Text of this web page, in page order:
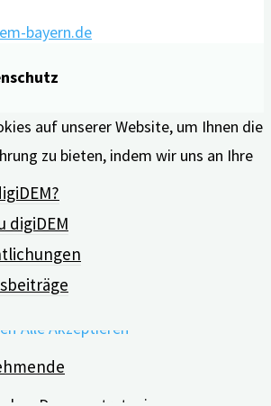
digiDEM
bayern.de
auf unserer Website, um Ihnen die
zu bieten, indem wir uns an Ihre
Besuche erinnern. Wenn
klicken, erklären Sie sich mit der
Cookies einverstanden. Sie können
besuchen, um eine
zu erteilen.
Alle Akzeptieren